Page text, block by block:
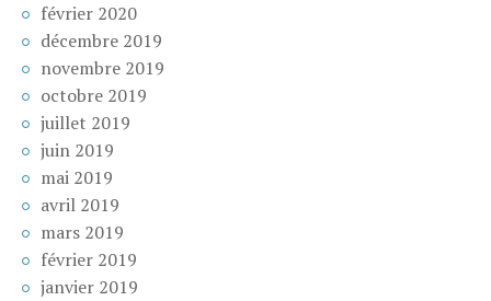
février 2020
décembre 2019
novembre 2019
octobre 2019
juillet 2019
juin 2019
mai 2019
avril 2019
mars 2019
février 2019
janvier 2019